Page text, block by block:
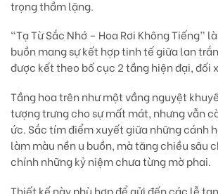
trọng thầm lặng.
“Tạ Từ Sắc Nhớ – Hoa Rơi Không Tiếng”
buồn mangsự kết hợp tinh tế giữa lan
được kết theo bố cục 2 tầng hiện đại, đối
Tầng hoa trên như một vầng nguyệt
tượng trưng cho sự mất mát, nhưng vẫn
ức. Sắc tím điểm xuyết giữa những cánh
làm màu nền u buồn, mà tăng chiều sâu
chính những kỷ niệm chưa từng mờ phai.
Thiết kế này phù hợp để gửi đến các lễ